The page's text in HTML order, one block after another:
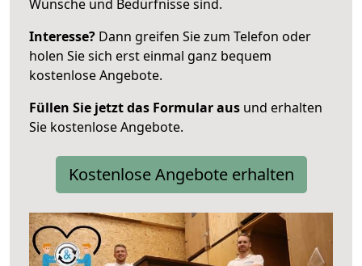
Wünsche und Bedürfnisse sind.
Interesse? Dann greifen Sie zum Telefon oder
holen Sie sich erst einmal ganz bequem
kostenlose Angebote.
Füllen Sie jetzt das Formular aus und erhalten
Sie kostenlose Angebote.
Kostenlose Angebote erhalten